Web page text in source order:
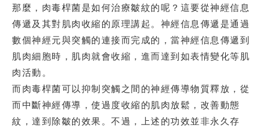
那麼，肉毒桿菌是如何治療皺紋的呢？這要從神經信息
傳遞及其對肌肉收縮的原理講起。神經信息傳遞是通過
數個神經元與突觸的連接而完成的，當神經信息傳遞到
肌肉細胞時，肌肉就會收縮，進而達到如表情變化等肌
肉活動。
而肉毒桿菌可以抑制突觸之間的神經傳導物質釋放，從
而中斷神經傳導，使過度收縮的肌肉放鬆，改善動態
紋，達到除皺的效果。不過，上述的功效並非永久存